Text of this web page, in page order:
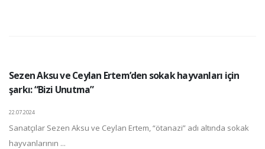
Sezen Aksu ve Ceylan Ertem’den sokak hayvanları için
şarkı: “Bizi Unutma”
22.07.2024
Sanatçılar Sezen Aksu ve Ceylan Ertem, “ötanazi” adı altında sokak
hayvanlarının ...